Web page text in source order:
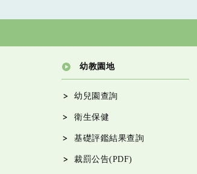
幼教園地
幼兒園查詢
衛生保健
基礎評鑑結果查詢
裁罰公告(PDF)